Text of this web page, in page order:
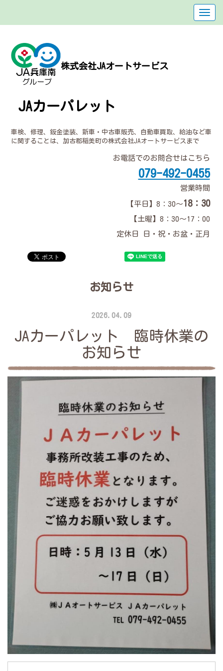
株式会社JAオートサービス
JAカーパレット
車検、修理、鈑金塗装、新車・中古車販売、自動車買取、給油など車
に関することは、加古郡稲美町の株式会社JAオートサービスまで
お電話でのお問合せはこちら
079-492-0455
営業時間
【平日】8：30～18：30
【土曜】8：30～17：00
定休日 日・祝・お盆・正月
お知らせ
2026.04.09
JAカーパレット 臨時休業の
お知らせ